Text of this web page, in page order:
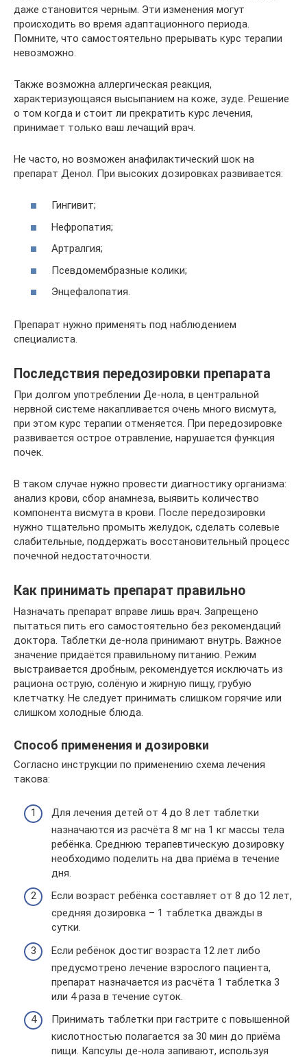
даже становится черным. Эти изменения могут
происходить во время адаптационного периода.
Помните, что самостоятельно прерывать курс терапии
невозможно.
Также возможна аллергическая реакция,
характеризующаяся высыпанием на коже, зуде. Решение
о том когда и стоит ли прекратить курс лечения,
принимает только ваш лечащий врач.
Не часто, но возможен анафилактический шок на
препарат Денол. При высоких дозировках развивается:
Гингивит;
Нефропатия;
Артралгия;
Псевдомембразные колики;
Энцефалопатия.
Препарат нужно применять под наблюдением
специалиста.
Последствия передозировки препарата
При долгом употреблении Де-нола, в центральной
нервной системе накапливается очень много висмута,
при этом курс терапии отменяется. При передозировке
развивается острое отравление, нарушается функция
почек.
В таком случае нужно провести диагностику организма:
анализ крови, сбор анамнеза, выявить количество
компонента висмута в крови. После передозировки
нужно тщательно промыть желудок, сделать солевые
слабительные, поддержать восстановительный процесс
почечной недостаточности.
Как принимать препарат правильно
Назначать препарат вправе лишь врач. Запрещено
пытаться пить его самостоятельно без рекомендаций
доктора. Таблетки де-нола принимают внутрь. Важное
значение придаётся правильному питанию. Режим
выстраивается дробным, рекомендуется исключать из
рациона острую, солёную и жирную пищу, грубую
клетчатку. Не следует принимать слишком горячие или
слишком холодные блюда.
Способ применения и дозировки
Согласно инструкции по применению схема лечения
такова:
Для лечения детей от 4 до 8 лет таблетки
назначаются из расчёта 8 мг на 1 кг массы тела
ребёнка. Среднюю терапевтическую дозировку
необходимо поделить на два приёма в течение
дня.
Если возраст ребёнка составляет от 8 до 12 лет,
средняя дозировка – 1 таблетка дважды в
сутки.
Если ребёнок достиг возраста 12 лет либо
предусмотрено лечение взрослого пациента,
препарат назначается из расчёта 1 таблетка 3
или 4 раза в течение суток.
Принимать таблетки при гастрите с повышенной
кислотностью полагается за 30 мин до приёма
пищи. Капсулы де-нола запивают, используя